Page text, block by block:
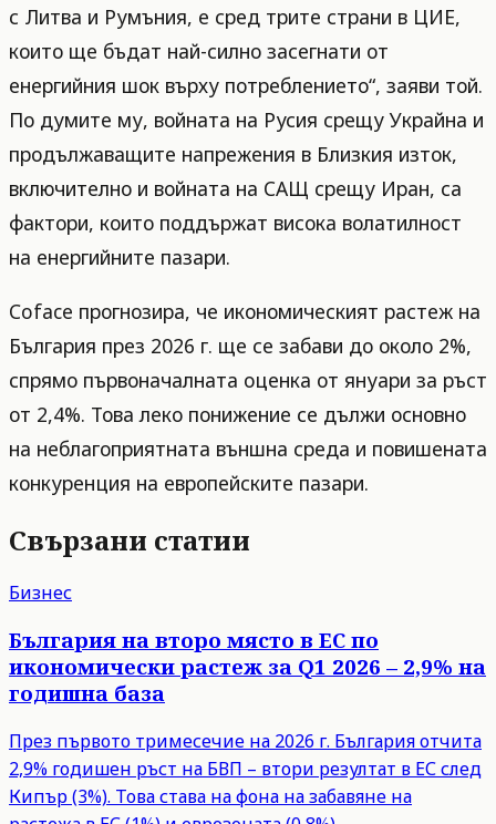
с Литва и Румъния, е сред трите страни в ЦИЕ,
които ще бъдат най-силно засегнати от
енергийния шок върху потреблението“, заяви той.
По думите му, войната на Русия срещу Украйна и
продължаващите напрежения в Близкия изток,
включително и войната на САЩ срещу Иран, са
фактори, които поддържат висока волатилност
на енергийните пазари.
Coface прогнозира, че икономическият растеж на
България през 2026 г. ще се забави до около 2%,
спрямо първоначалната оценка от януари за ръст
от 2,4%. Това леко понижение се дължи основно
на неблагоприятната външна среда и повишената
конкуренция на европейските пазари.
Свързани статии
Бизнес
България на второ място в ЕС по
икономически растеж за Q1 2026 – 2,9% на
годишна база
През първото тримесечие на 2026 г. България отчита
2,9% годишен ръст на БВП – втори резултат в ЕС след
Кипър (3%). Това става на фона на забавяне на